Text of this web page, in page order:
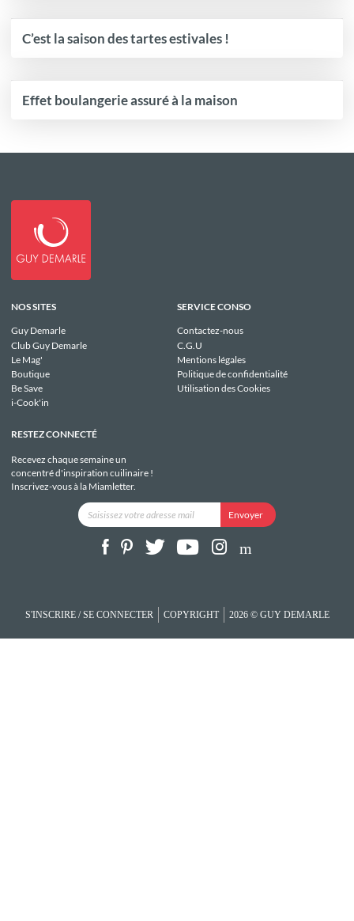
C’est la saison des tartes estivales !
Effet boulangerie assuré à la maison
NOS SITES
Guy Demarle
Club Guy Demarle
Le Mag'
Boutique
Be Save
i-Cook'in
SERVICE CONSO
Contactez-nous
C.G.U
Mentions légales
Politique de confidentialité
Utilisation des Cookies
RESTEZ CONNECTÉ
Recevez chaque semaine un
concentré d'inspiration cuilinaire !
Inscrivez-vous à la Miamletter.
S'INSCRIRE / SE CONNECTER COPYRIGHT 2026 © GUY DEMARLE